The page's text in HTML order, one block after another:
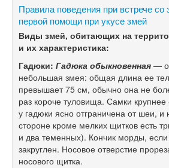
Правила поведения при встрече со
первой помощи при укусе змей
Виды змей, обитающих на
и их характеристика:
Гадюки: Гадюка обыкновенная —
небольшая змея: общая длина ее
превышает 75 см, обычно она не
раз короче туловища. Самки
у гадюки ясно отграничена от шеи, и
стороне кроме мелких щитков есть
и два теменных). Кончик морды, если
закруглен. Носовое отверстие
носового щитка.